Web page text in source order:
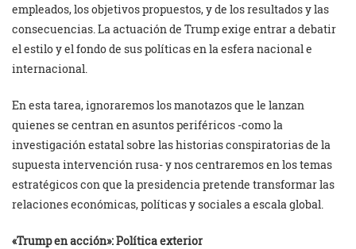
empleados, los objetivos propuestos, y de los resultados y las
consecuencias. La actuación de Trump exige entrar a debatir
el estilo y el fondo de sus políticas en la esfera nacional e
internacional.
En esta tarea, ignoraremos los manotazos que le lanzan
quienes se centran en asuntos periféricos -como la
investigación estatal sobre las historias conspiratorias de la
supuesta intervención rusa- y nos centraremos en los temas
estratégicos con que la presidencia pretende transformar las
relaciones económicas, políticas y sociales a escala global.
«Trump en acción»: Política exterior